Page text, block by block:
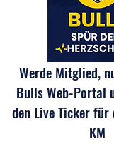
Werde Mitglied,
Bulls Web-Portal
den Live Ticker für
KM